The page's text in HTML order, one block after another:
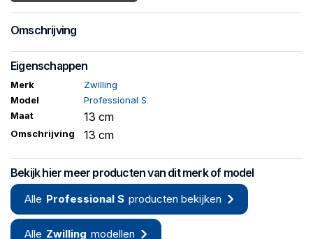
Omschrijving
Eigenschappen
Merk
Zwilling
Model
Professional S
Maat
13 cm
Omschrijving 13 cm
Bekijk hier meer producten van dit merk of model
Alle Professional S producten bekijken
Alle Zwilling modellen